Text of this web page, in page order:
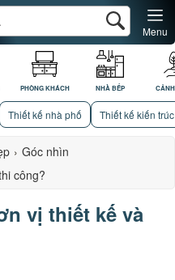
PHÒNG KHÁCH NHÀ BẾP
Menu
Thiết kế nhà phố Thiết kế kiến trúc
› Góc nhìn
công?
vị thiết kế và